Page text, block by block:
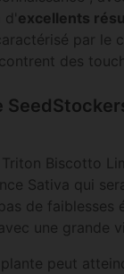
excellents
par le
des
Biscotto
Sativa qui
de faiblesses
une grande
peut